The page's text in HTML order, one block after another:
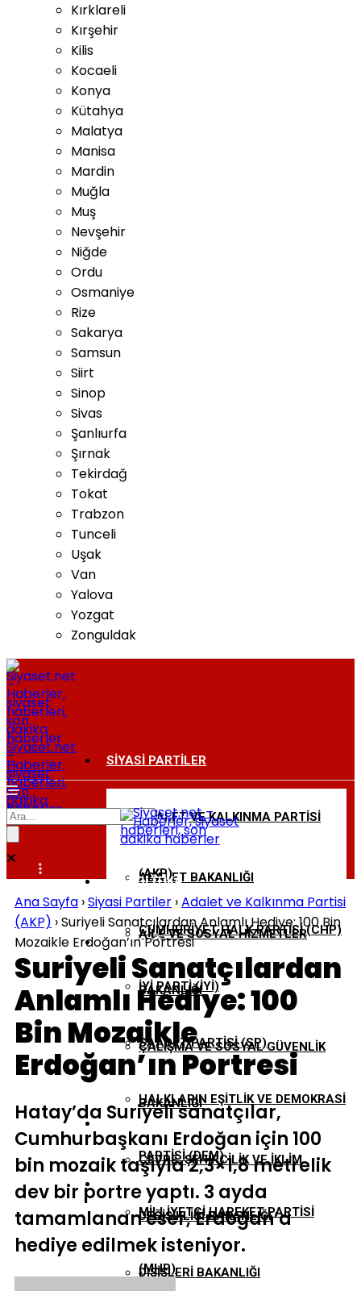
Kırklareli
Kırşehir
Kilis
Kocaeli
Konya
Kütahya
Malatya
Manisa
Mardin
Muğla
Muş
Nevşehir
Niğde
Ordu
Osmaniye
Rize
Sakarya
Samsun
Siirt
Sinop
Sivas
Şanlıurfa
Şırnak
Tekirdağ
Tokat
Trabzon
Tunceli
Uşak
Van
Yalova
Yozgat
Zonguldak
Siyaset.net
–
Haberler,
siyaset
haberleri,
son
dakika
haberler
SIYASI PARTILER
ADALET VE KALKINMA PARTISI
(AKP)
CUMHURIYET HALK PARTISI (CHP)
İYI PARTI (İYİ)
SAADET PARTISI (SP)
HALKLARIN EŞITLIK VE DEMOKRASI
PARTISI (DEM)
MILLIYETÇI HAREKET PARTISI
(MHP)
BAKANLIKLAR
ADALET BAKANLIĞI
AILE VE SOSYAL HIZMETLER
BAKANLIĞI
ÇALIŞMA VE SOSYAL GÜVENLIK
BAKANLIĞI
ÇEVRE, ŞEHIRCILIK VE İKLIM
DEĞIŞIKLIĞI BAKANLIĞI
DIŞIŞLERI BAKANLIĞI
DIŞ POLITIKA
EKONOMI
GÜNDEM
TBMM
YEREL YÖNETIMLER
Ana Sayfa ›Siyasi Partiler ›Adalet ve Kalkınma Partisi
(AKP) ›Suriyeli Sanatçılardan Anlamlı Hediye: 100 Bin
Mozaikle Erdoğan’ın Portresi
Suriyeli Sanatçılardan
Anlamlı Hediye: 100
Bin Mozaikle
Erdoğan’ın Portresi
Hatay’da Suriyeli sanatçılar,
Cumhurbaşkanı Erdoğan için 100
bin mozaik taşıyla 2,3×1,8 metrelik
dev bir portre yaptı. 3 ayda
tamamlanan eser, Erdoğan’a
hediye edilmek isteniyor.